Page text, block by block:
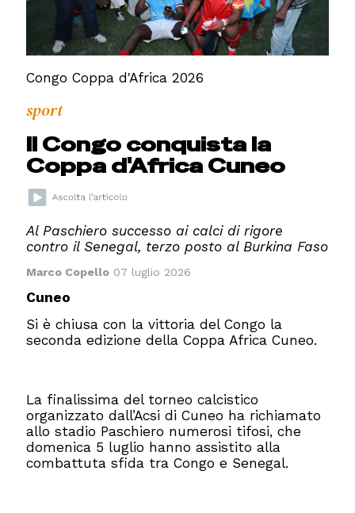
Congo Coppa d'Africa 2026
sport
Il Congo conquista la
Coppa d'Africa Cuneo
Al Paschiero successo ai calci di rigore
contro il Senegal, terzo posto al Burkina Faso
Marco Copello 07 luglio 2026
Cuneo
Si è chiusa con la vittoria del Congo la
seconda edizione della Coppa Africa Cuneo.
La finalissima del torneo calcistico
organizzato dall’Acsi di Cuneo ha richiamato
allo stadio Paschiero numerosi tifosi, che
domenica 5 luglio hanno assistito alla
combattuta sfida tra Congo e Senegal.